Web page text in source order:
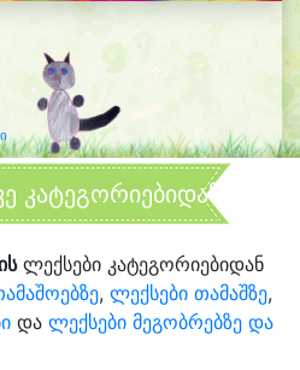
კატეგორიებიდან
ლექსები კატეგორიებიდან
, ლექსები თამაშზე,
და ლექსები მეგობრებზე და